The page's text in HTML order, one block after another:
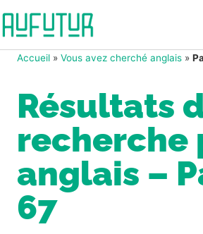
Accueil » Vous avez cherché anglais »
Résultats
recherche
anglais –
67